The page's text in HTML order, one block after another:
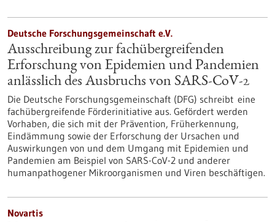
Deutsche Forschungsgemeinschaft e.V.
Ausschreibung zur fachübergreifenden
Erforschung von Epidemien und Pandemien
anlässlich des Ausbruchs von SARS-CoV-2
Die Deutsche Forschungsgemeinschaft (DFG) schreibt eine
fachübergreifende Förderinitiative aus. Gefördert werden
Vorhaben, die sich mit der Prävention, Früherkennung,
Eindämmung sowie der Erforschung der Ursachen und
Auswirkungen von und dem Umgang mit Epidemien und
Pandemien am Beispiel von SARS-CoV-2 und anderer
humanpathogener Mikroorganismen und Viren beschäftigen.
Novartis